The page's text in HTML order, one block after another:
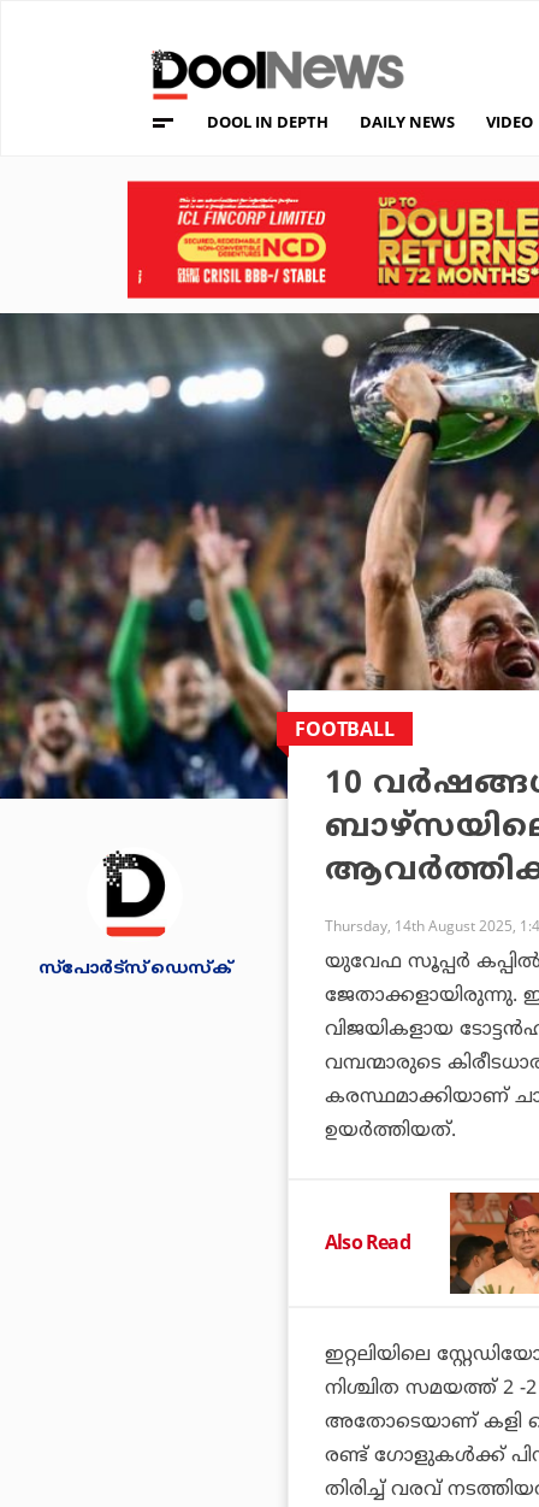
DOOL IN DEPTH DAILY NEWS VIDEO
സ്പോര്‍ട്സ് ഡെസ്‌ക്
FOOTBALL
10
Thursday, 14th August 2025,
യുവേഫ സൂപ്പര്‍ കപ്പില്‍
ജേതാക്കളായിരുന്നു.
വിജയികളായ
വമ്പന്മാരുടെ
കരസ്ഥമാക്കിയാണ്
ഉയര്‍ത്തിയത്.
Also Read
ഇറ്റലിയിലെ
നിശ്ചിത സമയത്ത് 2 -
അതോടെയാണ് കളി
രണ്ട് ഗോളുകള്‍ക്ക്
തിരിച്ച് വരവ്